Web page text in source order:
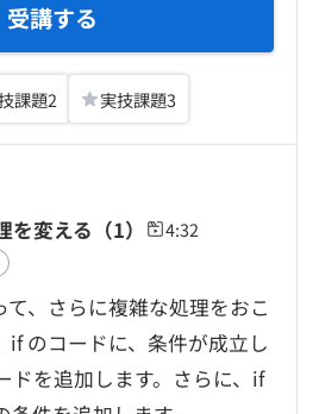
受講する
課題2 実技課題3
変える（1） 4:32
、さらに複雑な処理をおこ
if のコードに、条件が成立し
ドを追加します。さらに、if